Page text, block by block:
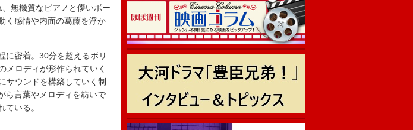
無機質なピアノと儚いボー
く感情や内面の葛藤を浮か
に密着。30分を超えるボリ
メロディが形作られていく
サウンドを構築していく制
ら言葉やメロディを紡いで
いる。